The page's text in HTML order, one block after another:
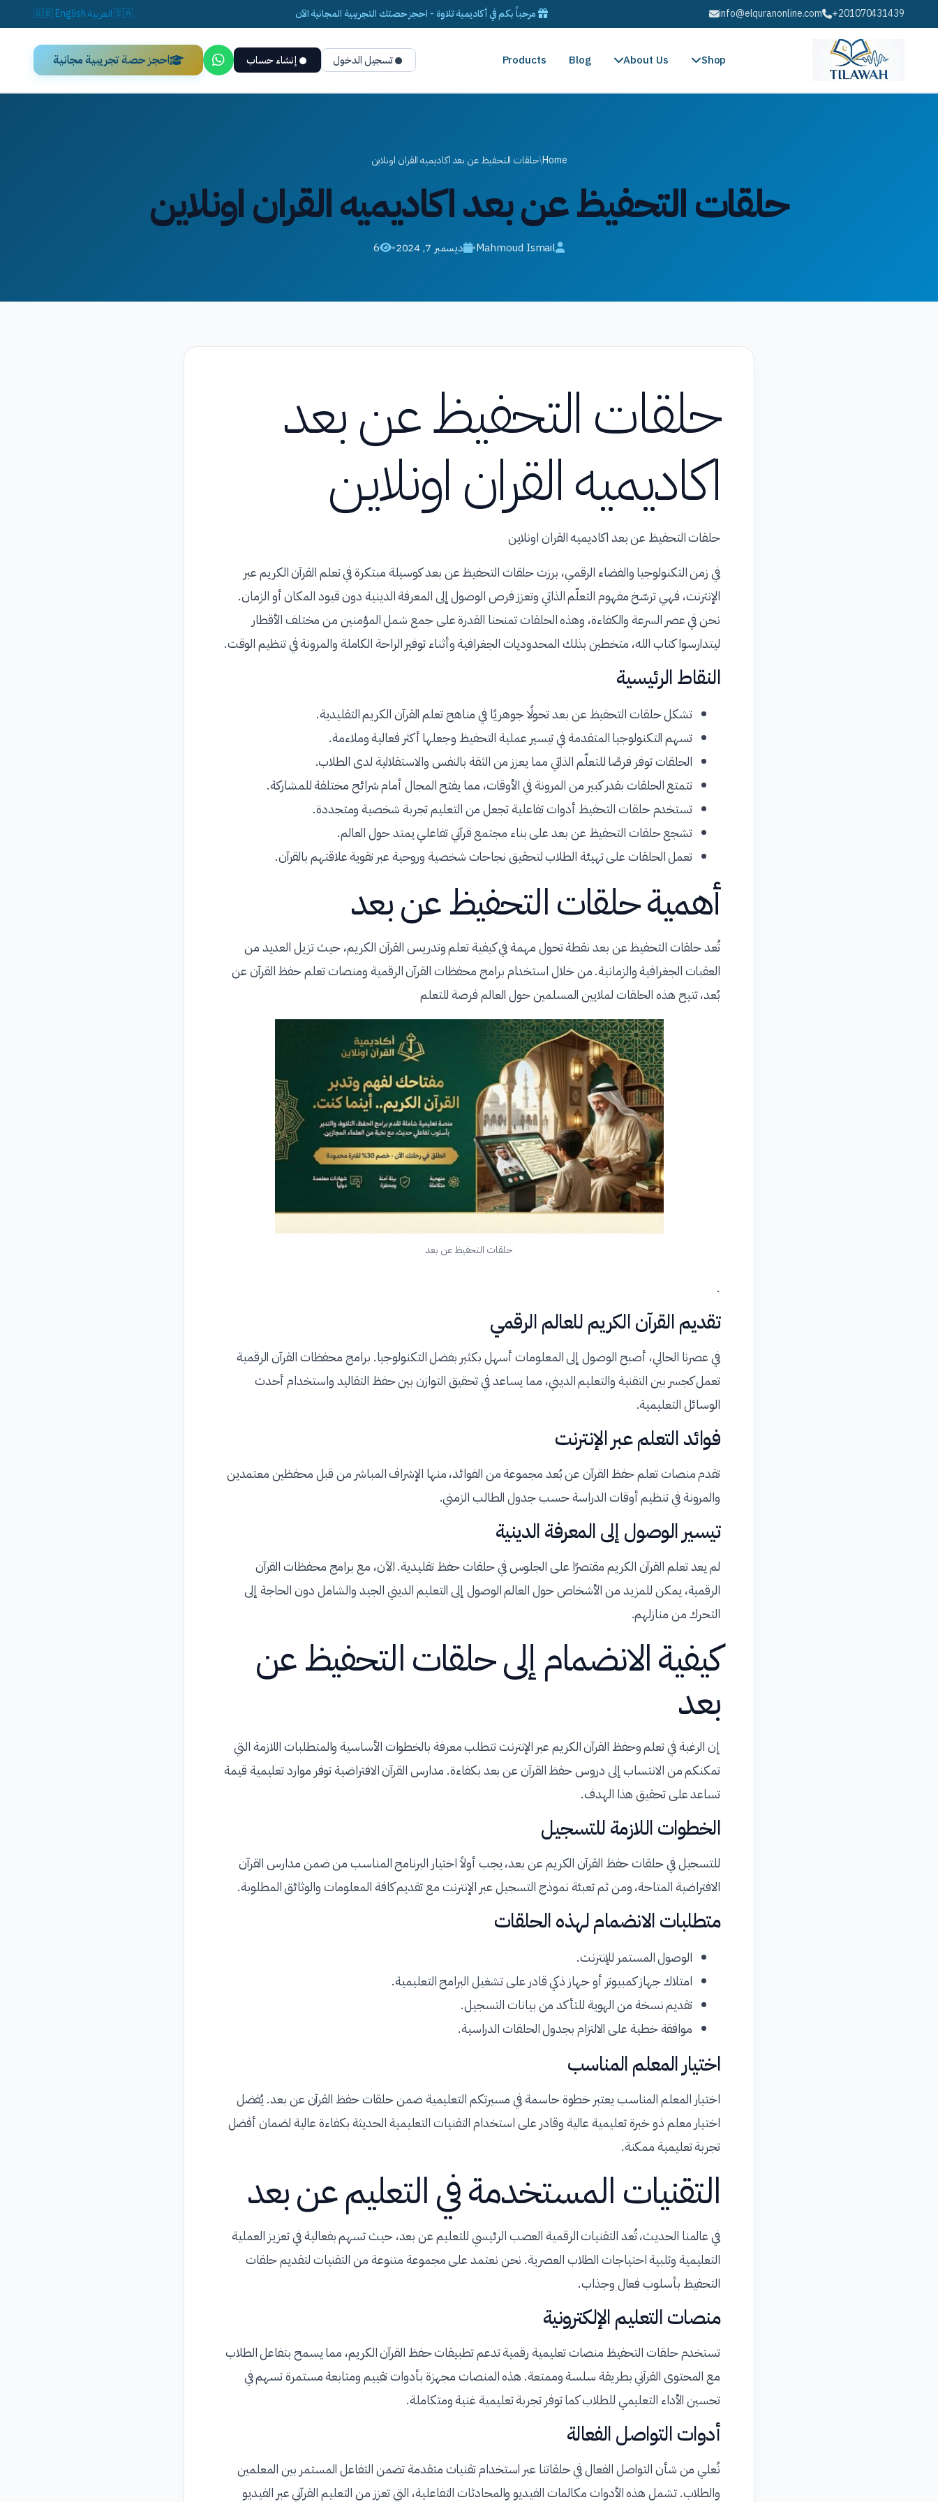
+201070431439
info@elquranonline.com مرحباً بكم في أكاديمية تلاوة - احجز حصتك التجريبية المجانية الآن 🇸🇦العربية 🇬🇧English
Shop
About Us
Blog
Products تسجيل الدخول إنشاء حساب احجز حصة تجريبية مجانية
Home
/حلقات التحفيظ عن بعد اكاديميه القران اونلاين
حلقات التحفيظ عن بعد اكاديميه القران اونلاين
Mahmoud Ismail
• ديسمبر 7, 2024 •
6
حلقات التحفيظ عن بعد
اكاديميه القران اونلاين
حلقات التحفيظ عن بعد اكاديميه القران اونلاين
في زمن التكنولوجيا والفضاء الرقمي، برزت حلقات التحفيظ عن بعد كوسيلة مبتكرة في تعلم القرآن الكريم عبر
الإنترنت، فهي ترسّخ مفهوم التعلّم الذاتي وتعزز فرص الوصول إلى المعرفة الدينية دون قيود المكان أو الزمان.
نحن في عصر السرعة والكفاءة، وهذه الحلقات تمنحنا القدرة على جمع شمل المؤمنين من مختلف الأقطار
ليتدارسوا كتاب الله، متخطين بذلك المحدوديات الجغرافية وأثناء توفير الراحة الكاملة والمرونة في تنظيم الوقت.
النقاط الرئيسية
تشكل حلقات التحفيظ عن بعد تحولًا جوهريًا في مناهج تعلم القرآن الكريم التقليدية.
تسهم التكنولوجيا المتقدمة في تيسير عملية التحفيظ وجعلها أكثر فعالية وملاءمة.
الحلقات توفر فرصًا للتعلّم الذاتي مما يعزز من الثقة بالنفس والاستقلالية لدى الطلاب.
تتمتع الحلقات بقدر كبير من المرونة في الأوقات، مما يفتح المجال أمام شرائح مختلفة للمشاركة.
تستخدم حلقات التحفيظ أدوات تفاعلية تجعل من التعليم تجربة شخصية ومتجددة.
تشجع حلقات التحفيظ عن بعد على بناء مجتمع قرآني تفاعلي يمتد حول العالم.
تعمل الحلقات على تهيئة الطلاب لتحقيق نجاحات شخصية وروحية عبر تقوية علاقتهم بالقرآن.
أهمية حلقات التحفيظ عن بعد
تُعد حلقات التحفيظ عن بعد نقطة تحول مهمة في كيفية تعلم وتدريس القرآن الكريم، حيث تزيل العديد من
العقبات الجغرافية والزمانية. من خلال استخدام برامج محفظات القرآن الرقمية ومنصات تعلم حفظ القرآن عن
بُعد، تتيح هذه الحلقات لملايين المسلمين حول العالم فرصة للتعلم
حلقات التحفيظ عن بعد
.
تقديم القرآن الكريم للعالم الرقمي
في عصرنا الحالي، أصبح الوصول إلى المعلومات أسهل بكثير بفضل التكنولوجيا. برامج محفظات القرآن الرقمية
تعمل كجسر بين التقنية والتعليم الديني، مما يساعد في تحقيق التوازن بين حفظ التقاليد واستخدام أحدث
الوسائل التعليمية.
فوائد التعلم عبر الإنترنت
تقدم منصات تعلم حفظ القرآن عن بُعد مجموعة من الفوائد، منها الإشراف المباشر من قبل محفظين معتمدين
والمرونة في تنظيم أوقات الدراسة حسب جدول الطالب الزمني.
تيسير الوصول إلى المعرفة الدينية
لم يعد تعلم القرآن الكريم مقتصرًا على الجلوس في حلقات حفظ تقليدية. الآن، مع برامج محفظات القرآن
الرقمية، يمكن للمزيد من الأشخاص حول العالم الوصول إلى التعليم الديني الجيد والشامل دون الحاجة إلى
التحرك من منازلهم.
كيفية الانضمام إلى حلقات التحفيظ عن
بعد
إن الرغبة في تعلم وحفظ القرآن الكريم عبر الإنترنت تتطلب معرفة بالخطوات الأساسية والمتطلبات اللازمة التي
تمكنكم من الانتساب إلى دروس حفظ القرآن عن بعد بكفاءة. مدارس القرآن الافتراضية توفر موارد تعليمية قيمة
تساعد على تحقيق هذا الهدف.
الخطوات اللازمة للتسجيل
للتسجيل في حلقات حفظ القرآن الكريم عن بعد، يجب أولاً اختيار البرنامج المناسب من ضمن مدارس القرآن
الافتراضية المتاحة، ومن ثم تعبئة نموذج التسجيل عبر الإنترنت مع تقديم كافة المعلومات والوثائق المطلوبة.
متطلبات الانضمام لهذه الحلقات
الوصول المستمر للإنترنت.
امتلاك جهاز كمبيوتر أو جهاز ذكي قادر على تشغيل البرامج التعليمية.
تقديم نسخة من الهوية للتأكد من بيانات التسجيل.
موافقة خطية على الالتزام بجدول الحلقات الدراسية.
اختيار المعلم المناسب
اختيار المعلم المناسب يعتبر خطوة حاسمة في مسيرتكم التعليمية ضمن حلقات حفظ القرآن عن بعد. يُفضل
اختيار معلم ذو خبرة تعليمية عالية وقادر على استخدام التقنيات التعليمية الحديثة بكفاءة عالية لضمان أفضل
تجربة تعليمية ممكنة.
التقنيات المستخدمة في التعليم عن بعد
في عالمنا الحديث، تُعد التقنيات الرقمية العصب الرئيسي للتعليم عن بعد، حيث تسهم بفعالية في تعزيز العملية
التعليمية وتلبية احتياجات الطلاب العصرية. نحن نعتمد على مجموعة متنوعة من التقنيات لتقديم حلقات
التحفيظ بأسلوب فعال وجذاب.
منصات التعليم الإلكترونية
تستخدم حلقات التحفيظ منصات تعليمية رقمية تدعم تطبيقات حفظ القرآن الكريم، مما يسمح بتفاعل الطلاب
مع المحتوى القرآني بطريقة سلسة وممتعة. هذه المنصات مجهزة بأدوات تقييم ومتابعة مستمرة تسهم في
تحسين الأداء التعليمي للطلاب كما توفر تجربة تعليمية غنية ومتكاملة.
أدوات التواصل الفعالة
نُعلي من شأن التواصل الفعال في حلقاتنا عبر استخدام تقنيات متقدمة تضمن التفاعل المستمر بين المعلمين
والطلاب. تشمل هذه الأدوات مكالمات الفيديو والمحادثات التفاعلية، التي تعزز من التعليم القرآني عبر الفيديو